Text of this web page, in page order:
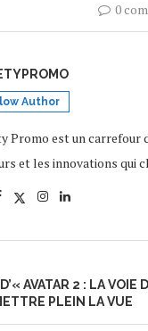
0
Author
Promo est un
et les innovations qui
AVATAR 2 : LA VOIE
PLEIN LA VUE